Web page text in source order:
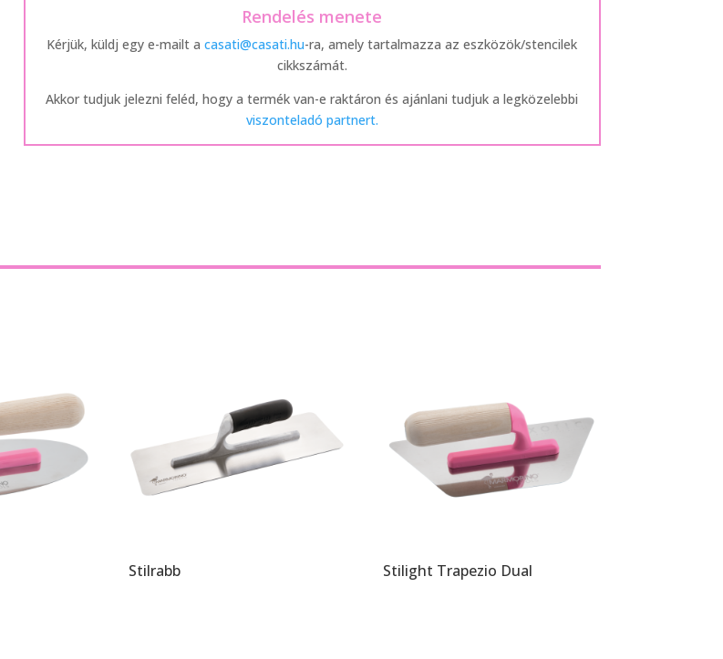
Rendelés menete
Kérjük, küldj egy e-mailt acasati@casati.hu-ra, amely tartalmazza az eszközök/stencilek
cikkszámát.
Akkor tudjuk jelezni feléd, hogy a termék van-e raktáron és ajánlani tudjuk a legközelebbi
viszonteladó partnert.
Stilrabb Stilight Trapezio Dual